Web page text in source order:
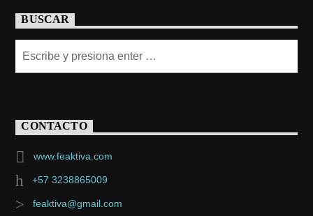
BUSCAR
CONTACTO
www.feaktiva.com
+57 3238865009
feaktiva@gmail.com